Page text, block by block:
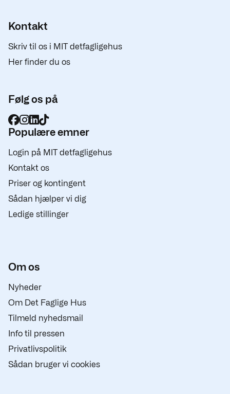
Kontakt
Skriv til os i MIT detfagligehus
Her finder du os
Følg os på
Populære emner
Login på MIT detfagligehus
Kontakt os
Priser og kontingent
Sådan hjælper vi dig
Ledige stillinger
Om os
Nyheder
Om Det Faglige Hus
Tilmeld nyhedsmail
Info til pressen
Privatlivspolitik
Sådan bruger vi cookies